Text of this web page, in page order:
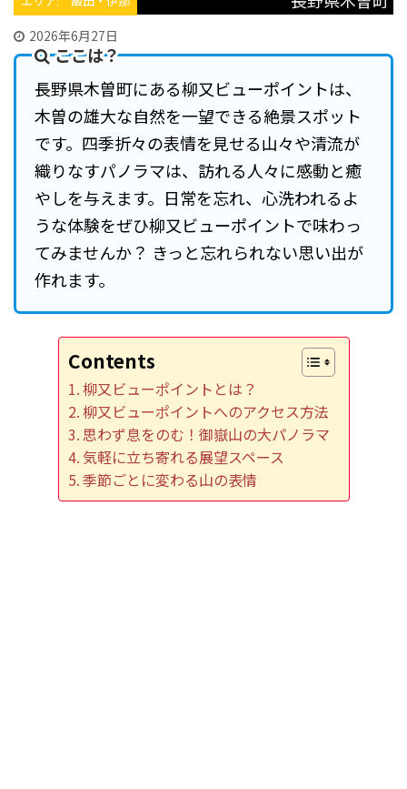
2026年6月27日
ここは？
長野県木曽町にある柳又ビューポイントは、
木曽の雄大な自然を一望できる絶景スポット
です。四季折々の表情を見せる山々や清流が
織りなすパノラマは、訪れる人々に感動と癒
やしを与えます。日常を忘れ、心洗われるよ
うな体験をぜひ柳又ビューポイントで味わっ
てみませんか？ きっと忘れられない思い出が
作れます。
Contents
柳又ビューポイントとは？
柳又ビューポイントへのアクセス方法
思わず息をのむ！御嶽山の大パノラマ
気軽に立ち寄れる展望スペース
季節ごとに変わる山の表情